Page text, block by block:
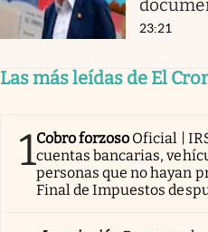
23:21
Las más leídas de El
1Cobro forzoso Oficial |
cuentas bancarias,
personas que no hayan
Final de Impuestos